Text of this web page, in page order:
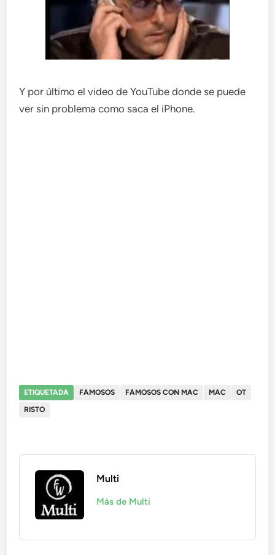
Y por último el video de YouTube donde se puede
ver sin problema como saca el iPhone.
ETIQUETADA FAMOSOS FAMOSOS CON MAC MAC
OT
RISTO
Multi
Más de Multi